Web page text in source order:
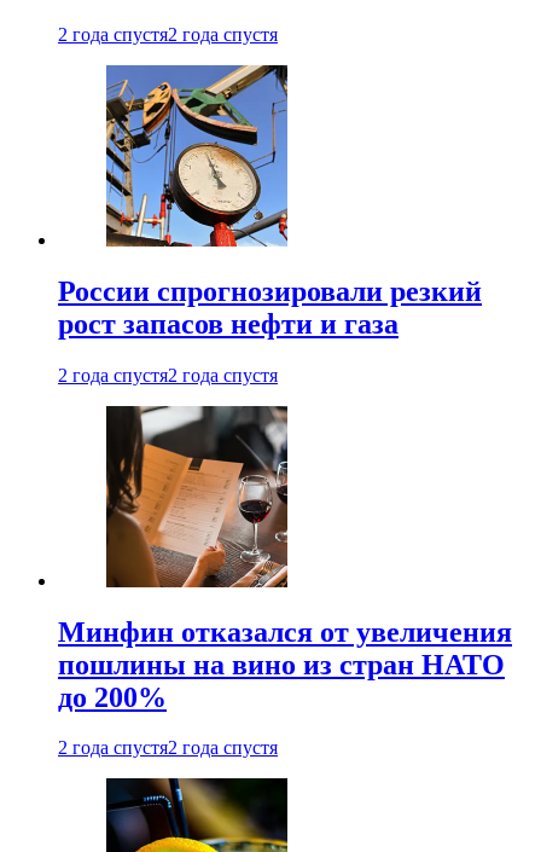
2 года спустя2 года спустя
России спрогнозировали резкий
рост запасов нефти и газа
2 года спустя2 года спустя
Минфин отказался от увеличения
пошлины на вино из стран НАТО
до 200%
2 года спустя2 года спустя